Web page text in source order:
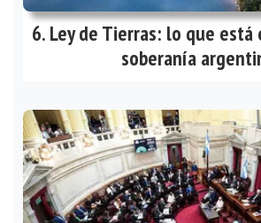
Ley de Tierras: lo que está
soberanía